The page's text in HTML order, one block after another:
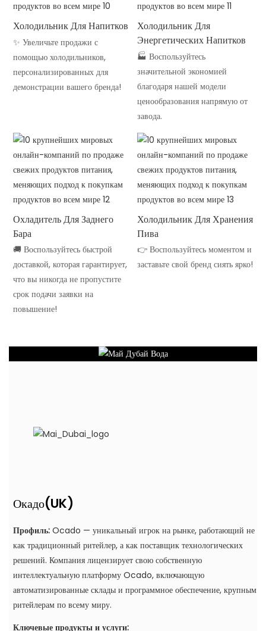
Холодильник Для Напитков
✨ Увеличьте продажи с
помощью холодильников,
персонализированных для
демонстрации вашего бренда!
Холодильник Для
Энергетических Напитков
🏭 Воспользуйтесь
значительной экономией
благодаря нашей модели
ценообразования напрямую от
завода.
Охладитель Для Заднего
Бара
🚚 Воспользуйтесь быстрой
доставкой, которая гарантирует,
что вы никогда не пропустите
срок подачи заявки на
повышение!
Холодильник Для Хранения
Пива
👉 Воспользуйтесь моментом и
заставьте свой бренд сиять ярко!
Окадо(UK)
Профиль:Ocado — уникальный игрок на рынке, работающий не
как традиционный ритейлер, а как поставщик технологических
решений. Компания лицензирует свою собственную
интеллектуальную платформу Ocado, включающую
автоматизированные склады и программное обеспечение, крупным
ритейлерам по всему миру.
Ключевые продукты и услуги: